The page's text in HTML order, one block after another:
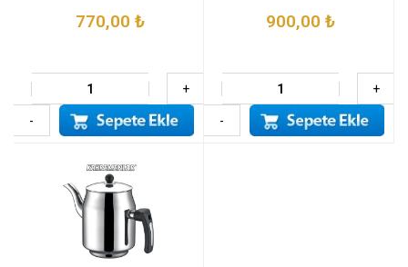
770,00 ₺
+
-
900,00 ₺
+
-